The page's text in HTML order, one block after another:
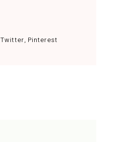
Twitter Pinterest